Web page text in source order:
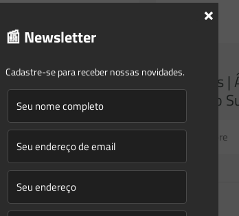
Federal Novidades |
Grande do
Read more
📰 Newsletter
Cadastre-se para receber nossas novidades.
×